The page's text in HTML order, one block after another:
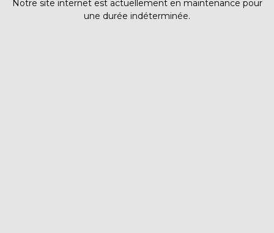
Notre site internet est actuellement en maintenance pour
une durée indéterminée.